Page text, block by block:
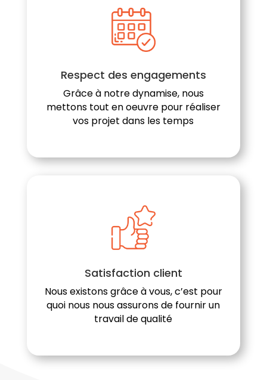
Respect des engagements
Grâce à notre dynamise, nous
mettons tout en oeuvre pour réaliser
vos projet dans les temps
Satisfaction client
Nous existons grâce à vous, c’est pour
quoi nous nous assurons de fournir un
travail de qualité